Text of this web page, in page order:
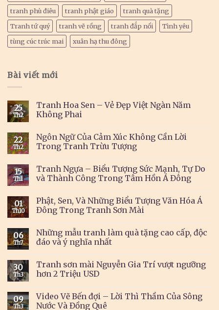
tranh phù điêu
tranh phật giáo
tranh quà tặng
Tranh tứ quý
tranh vẽ rồng tranh đắp nổi
Tình yêu
tùng cúc trúc mai
xuân hạ thu đông
Bài viết mới
25
Th2
Tranh Hoa Sen – Vẻ Đẹp Việt Ngàn Năm
Không Phai
22
Th2
Ngôn Ngữ Của Cảm Xúc Không Cần Lời
Trong Tranh Trừu Tượng
15
Th1
Tranh Ngựa – Biểu Tượng Sức Mạnh, Tự Do
và Thành Công Trong Tâm Hồn Á Đông
01
Th10
Phật, Sen, Và Những Biểu Tượng Văn Hóa Á
Đông Trong Tranh Sơn Mài
06
Th7
Những mẫu tranh làm quà tặng cao cấp, độc
đáo và ý nghĩa nhất
30
Th3
Tranh sơn mài Nguyễn Gia Trí vượt ngưỡng
hơn 2 Triệu USD
09
Th3
Video Vẽ Bến đợi – Lời Thì Thầm Của Sông
Nước Và Đồng Quê